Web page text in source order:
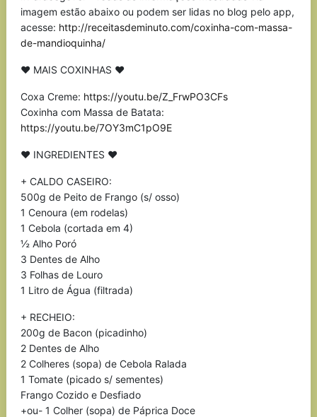
imagem estão abaixo ou podem ser lidas no blog pelo app,
acesse: http://receitasdeminuto.com/coxinha-com-massa-
de-mandioquinha/
♥ MAIS COXINHAS ♥
Coxa Creme: https://youtu.be/Z_FrwPO3CFs
Coxinha com Massa de Batata:
https://youtu.be/7OY3mC1pO9E
♥ INGREDIENTES ♥
+ CALDO CASEIRO:
500g de Peito de Frango (s/ osso)
1 Cenoura (em rodelas)
1 Cebola (cortada em 4)
½ Alho Poró
3 Dentes de Alho
3 Folhas de Louro
1 Litro de Água (filtrada)
+ RECHEIO:
200g de Bacon (picadinho)
2 Dentes de Alho
2 Colheres (sopa) de Cebola Ralada
1 Tomate (picado s/ sementes)
Frango Cozido e Desfiado
+ou- 1 Colher (sopa) de Páprica Doce